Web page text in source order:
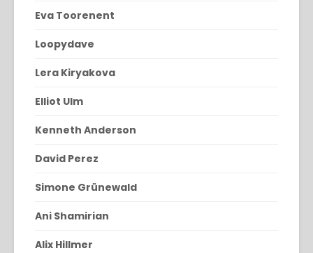
Eva Toorenent
Loopydave
Lera Kiryakova
Elliot Ulm
Kenneth Anderson
David Perez
Simone Grünewald
Ani Shamirian
Alix Hillmer